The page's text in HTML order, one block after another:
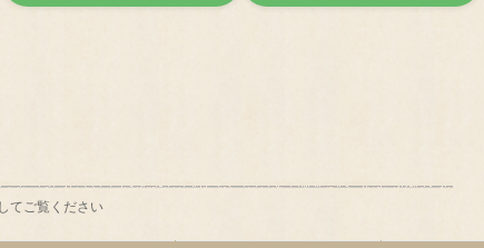
てご覧ください